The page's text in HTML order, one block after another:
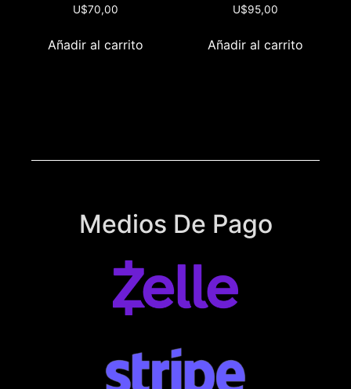
U$70,00
Añadir al carrito
U$95,00
Añadir al carrito
Medios De Pago